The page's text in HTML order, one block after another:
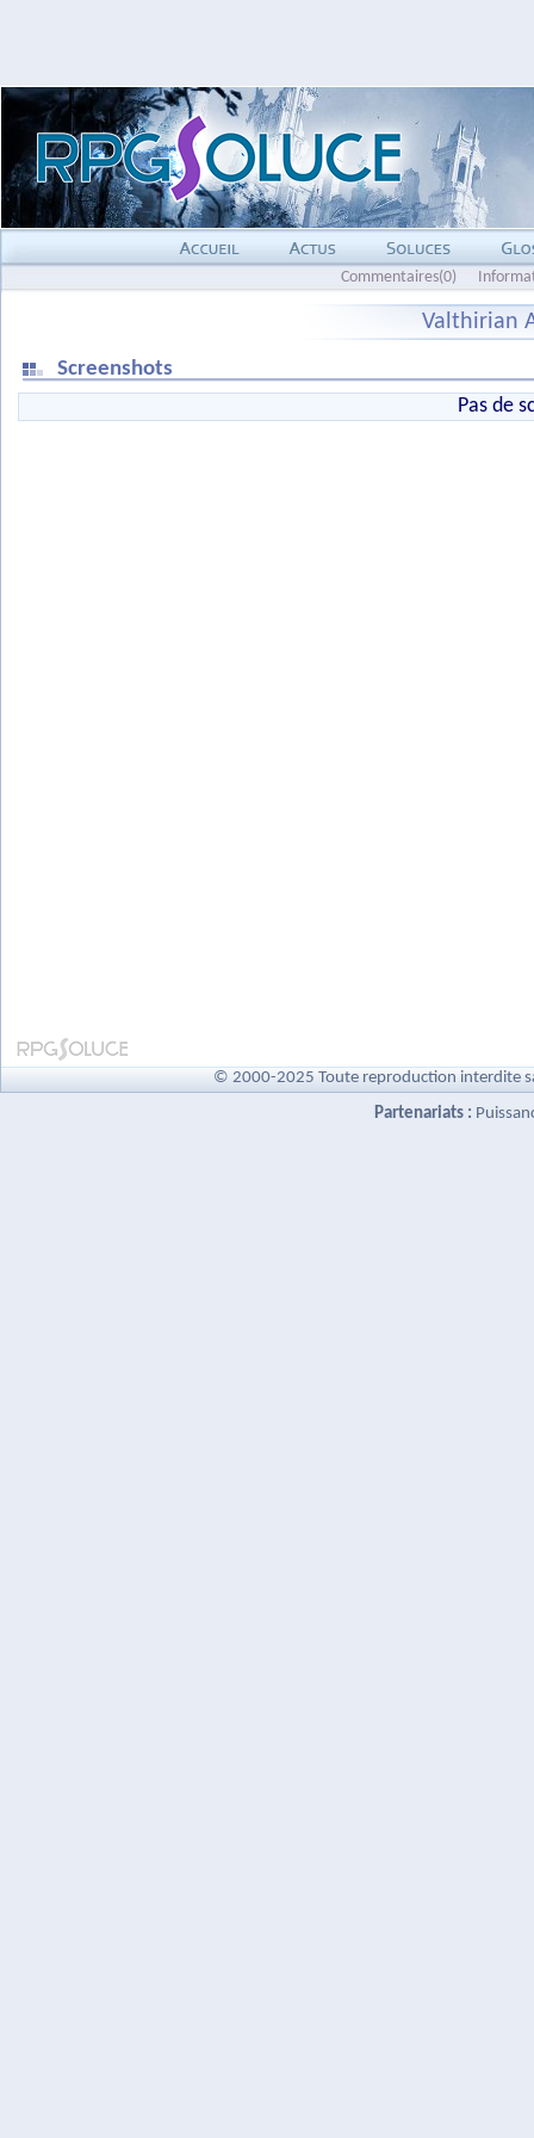
Commentaires(0)
Valthirian
Screenshots
Pas de
© 2000-2025 Toute reproduction interdite
Partenariats :